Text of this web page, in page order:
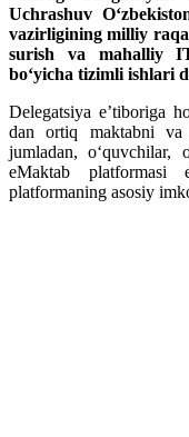
Uchrashuv
vazirligining milliy
surish va mahalliy
bo‘yicha tizimli ishlari
Delegatsiya e’tiboriga
dan ortiq maktabni va
jumladan, o‘quvchilar,
eMaktab platformasi
platformaning asosiy